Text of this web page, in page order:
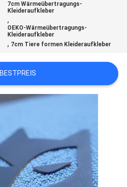
7cm Wärmeübertragungs-
Kleideraufkleber
,
OEKO-Wärmeübertragungs-
Kleideraufkleber
, 7cm Tiere formen Kleideraufkleber
BESTPREIS